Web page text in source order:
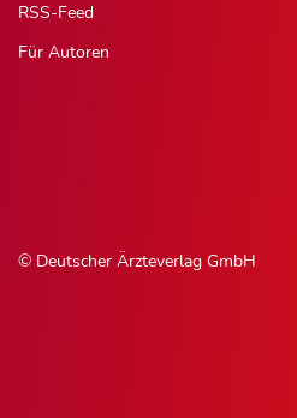
RSS-Feed
Für Autoren
© Deutscher Ärzteverlag GmbH